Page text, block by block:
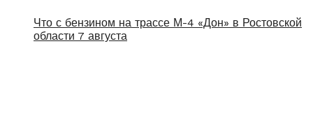
Что с бензином на трассе М-4 «Дон» в Ростовской
области 7 августа